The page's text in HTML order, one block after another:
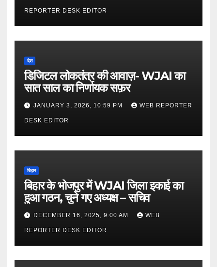
REPORTER DESK EDITOR
देश
डिजिटल लोकतंत्र की आवाज़- WJAI का
सात साल का निर्णायक सफ़र
JANUARY 3, 2026, 10:59 PM WEB REPORTER
DESK EDITOR
बिहार
बिहार के भोजपुर में WJAI जिला इकाई का
हुआ गठन, चुने गए अध्यक्ष – सचिव
DECEMBER 16, 2025, 9:00 AM WEB
REPORTER DESK EDITOR